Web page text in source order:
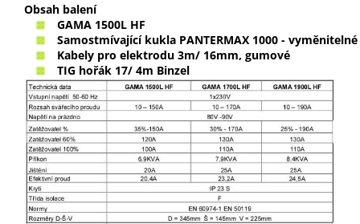
Obsah balení
GAMA 1500L HF
Samostmívající kukla PANTERMAX 1000 -
Kabely pro elektrodu 3m/ 16mm, gumové
TIG hořák 17/ 4m Binzel